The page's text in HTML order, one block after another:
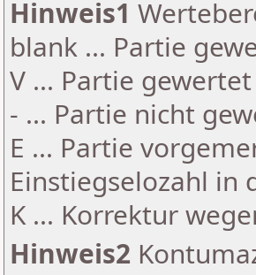
Hinweis1
blank ... Partie
V ... Partie
- ... Partie nicht
E ... Partie
Einstiegselozahl in
K ... Korrektur
Hinweis2